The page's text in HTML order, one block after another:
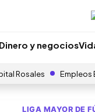
Dinero y negocios
Rosales Empleos